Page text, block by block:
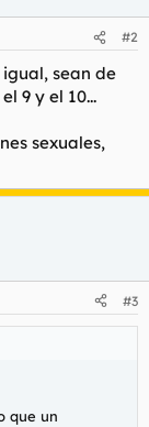
#2
sean de
9 y el 10...
sexuales,
#3
que un